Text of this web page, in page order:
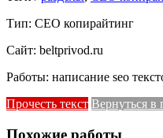
Тип: СЕО копирайтинг
Сайт: beltprivod.ru
Работы: написание seo
Прочесть текст Вернуться в
Похожие работы